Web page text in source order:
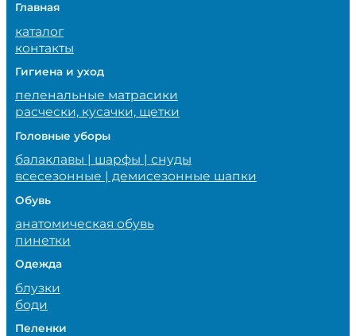
Главная
каталог
контакты
Гигиена и уход
пеленальные матрасики
расчески, кусачки, щетки
Головные уборы
балаклавы | шарфы | снуды
всесезонные | демисезонные шапки
Обувь
анатомическая обувь
пинетки
Одежда
блузки
боди
Пеленки